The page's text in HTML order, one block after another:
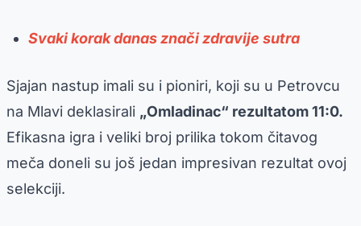
Svaki korak danas znači zdravije sutra
Sjajan nastup imali su i pioniri, koji su u Petrovcu
na Mlavi deklasirali „Omladinac“ rezultatom 11:0.
Efikasna igra i veliki broj prilika tokom čitavog
meča doneli su još jedan impresivan rezultat ovoj
selekciji.